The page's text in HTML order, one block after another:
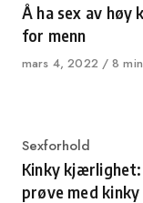
Å ha sex av
for menn
Published
mars 4, 2022 8
Category
Sexforhold
Kinky kjærlighet:
prøve med